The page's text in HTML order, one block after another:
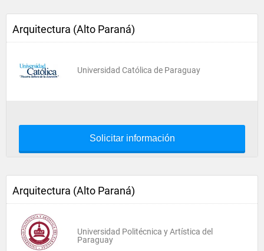
Arquitectura (Alto Paraná)
Universidad Católica de Paraguay
Solicitar información
Arquitectura (Alto Paraná)
Universidad Politécnica y Artística del
Paraguay